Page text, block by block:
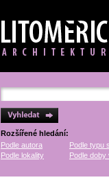
Rozšířené hledání:
Podle autora
Podle typu
Podle lokality
Podle doby